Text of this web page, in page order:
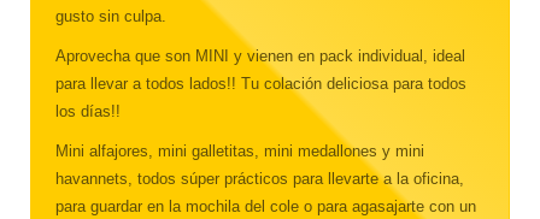
gusto sin culpa.
Aprovecha que son MINI y vienen en pack individual, ideal
para llevar a todos lados!! Tu colación deliciosa para todos
los días!!
Mini alfajores, mini galletitas, mini medallones y mini
havannets, todos súper prácticos para llevarte a la oficina,
para guardar en la mochila del cole o para agasajarte con un